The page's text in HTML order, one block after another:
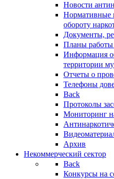
Новости
Нормативные
обороту
Документы,
Планы работы
Информация
территории
Отчеты о
Телефоны
Back
Протоколы
Мониторинг
Архив
Некоммерческий сектор
Back
Конкурсы на